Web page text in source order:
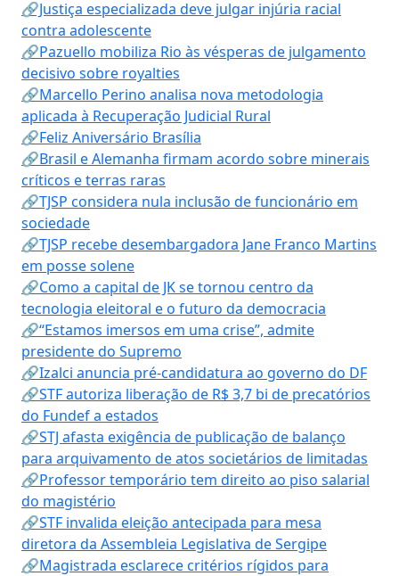
🔗Justiça especializada deve julgar injúria racial
contra adolescente
🔗Pazuello mobiliza Rio às vésperas de julgamento
decisivo sobre royalties
🔗Marcello Perino analisa nova metodologia
aplicada à Recuperação Judicial Rural
🔗Feliz Aniversário Brasília
🔗Brasil e Alemanha firmam acordo sobre minerais
críticos e terras raras
🔗TJSP considera nula inclusão de funcionário em
sociedade
🔗TJSP recebe desembargadora Jane Franco Martins
em posse solene
🔗Como a capital de JK se tornou centro da
tecnologia eleitoral e o futuro da democracia
🔗“Estamos imersos em uma crise”, admite
presidente do Supremo
🔗Izalci anuncia pré-candidatura ao governo do DF
🔗STF autoriza liberação de R$ 3,7 bi de precatórios
do Fundef a estados
🔗STJ afasta exigência de publicação de balanço
para arquivamento de atos societários de limitadas
🔗Professor temporário tem direito ao piso salarial
do magistério
🔗STF invalida eleição antecipada para mesa
diretora da Assembleia Legislativa de Sergipe
🔗Magistrada esclarece critérios rígidos para